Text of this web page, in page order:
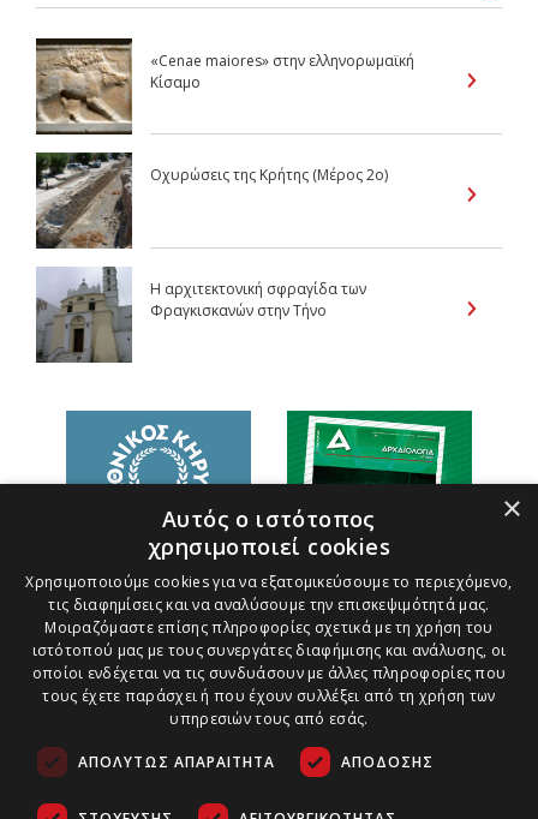
«Cenae maiores» στην ελληνορωμαϊκή
Κίσαμο
Οχυρώσεις της Κρήτης (Μέρος 2ο)
Η αρχιτεκτονική σφραγίδα των
Φραγκισκανών στην Τήνο
×
Αυτός ο ιστότοπος
χρησιμοποιεί cookies
Χρησιμοποιούμε cookies για να εξατομικεύσουμε το περιεχόμενο,
τις διαφημίσεις και να αναλύσουμε την επισκεψιμότητά μας.
Μοιραζόμαστε επίσης πληροφορίες σχετικά με τη χρήση του
ιστότοπού μας με τους συνεργάτες διαφήμισης και ανάλυσης, οι
οποίοι ενδέχεται να τις συνδυάσουν με άλλες πληροφορίες που
τους έχετε παράσχει ή που έχουν συλλέξει από τη χρήση των
υπηρεσιών τους από εσάς.
ΑΠΟΛΎΤΩΣ ΑΠΑΡΑΊΤΗΤΑ ΑΠΌΔΟΣΗΣ